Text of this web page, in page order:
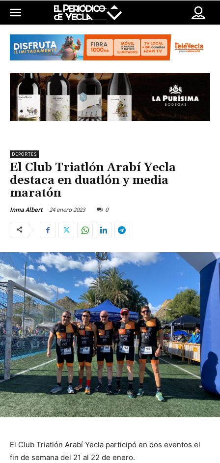
DEPORTES
El Club Triatlón Arabí Yecla
destaca en duatlón y media
maratón
Inma Albert 24 enero 2023 0
El Club Triatlón Arabí Yecla participó en dos eventos el
fin de semana del 21 al 22 de enero.